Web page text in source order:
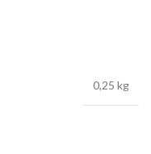
0,25 kg